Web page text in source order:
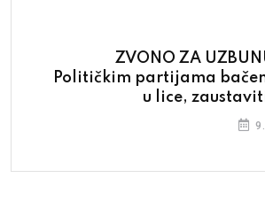
ZVONO ZA
Političkim partijama
u lice,